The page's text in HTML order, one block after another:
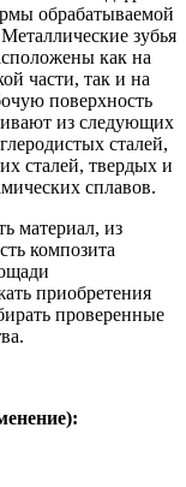
обрабатываемой
зубья
как на
части, так и на
поверхность
из следующих
сталей,
сталей, твердых и
сплавов.
материал, из
композита
приобретения
проверенные